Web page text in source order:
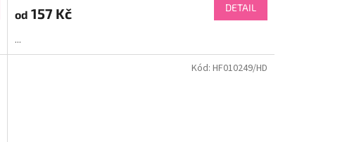
od 157 Kč DETAIL
...
Kód: HF010249/HD